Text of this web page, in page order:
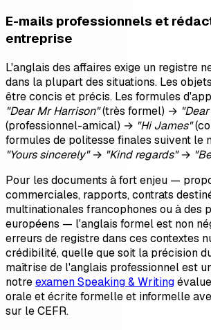
E-mails professionnels et
entreprise
L'anglais des affaires exige un registre
dans la plupart des situations. Les
être concis et précis. Les formules
"Dear Mr Harrison"(très formel) →
(professionnel-amical) → "Hi James"
formules de politesse finales suivent le
"Yours sincerely"→ "Kind regards"→
Pour les documents à fort enjeu —
commerciales, rapports, contrats
multinationales francophones ou à des
européens — l'anglais formel est non
erreurs de registre dans ces contextes
crédibilité, quelle que soit la précision
maîtrise de l'anglais professionnel est
notreexamen Speaking & Writing
orale et écrite formelle et informelle
sur le CEFR.